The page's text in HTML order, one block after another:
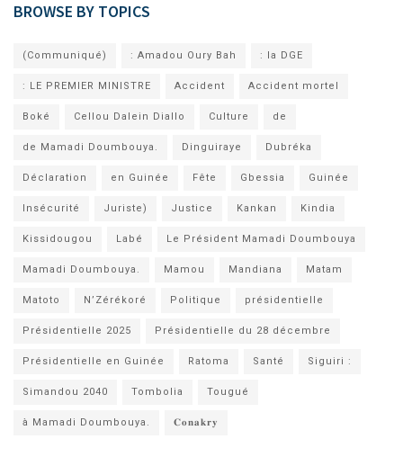
BROWSE BY TOPICS
(Communiqué) : Amadou Oury Bah : la DGE
: LE PREMIER MINISTRE Accident Accident mortel
Boké Cellou Dalein Diallo Culture de
de Mamadi Doumbouya. Dinguiraye Dubréka
Déclaration en Guinée Fête Gbessia Guinée
Insécurité Juriste) Justice Kankan Kindia
Kissidougou Labé Le Président Mamadi Doumbouya
Mamadi Doumbouya. Mamou Mandiana Matam
Matoto N’Zérékoré Politique présidentielle
Présidentielle 2025 Présidentielle du 28 décembre
Présidentielle en Guinée Ratoma Santé Siguiri :
Simandou 2040 Tombolia Tougué
à Mamadi Doumbouya. 𝐂𝐨𝐧𝐚𝐤𝐫𝐲